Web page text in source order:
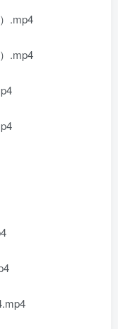
.mp4
.mp4